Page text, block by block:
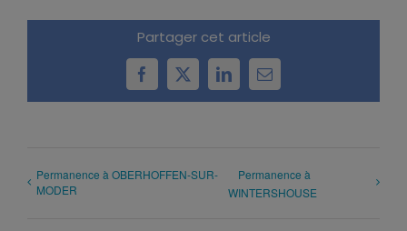
Partager cet article
Facebook
X LinkedInEmail
Permanence à OBERHOFFEN-SUR-
MODER
Permanence à
WINTERSHOUSE